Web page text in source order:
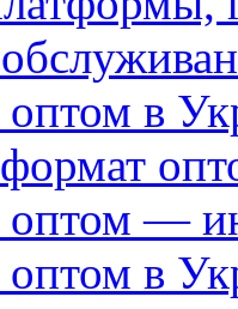
оптом в
—
в